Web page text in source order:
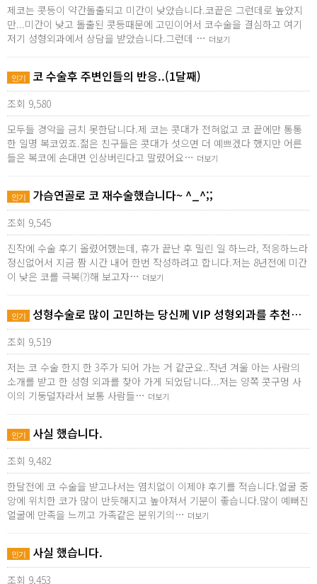
제코는 콧등이 약간돌출되고 미간이 낮았습니다.코끝은 그런데로 높았지
만...미간이 낮고 돌출된 콧등때문에 고민이어서 코수술을 결심하고 여기
저기 성형외과에서 상담을 받았습니다.그런데 … 더보기
인기 코 수술후 주변인들의 반응..(1달째)
조회 9,580
모두들 경악을 금치 못한답니다.제 코는 콧대가 전혀없고 코 끝에만 통통
한 일명 복코였죠.젊은 친구들은 콧대가 섯으면 더 예쁘겠다 했지만 어른
들은 복코에 손대면 인상버린다고 말렸어요… 더보기
인기 가슴연골로 코 재수술했습니다~ ^_^;;
조회 9,545
진작에 수술 후기 올렸어했는데, 휴가 끝난 후 밀린 일 하느라, 적응하느라
정신없어서 지금 짬 시간 내어 한번 작성하려고 합니다.저는 8년전에 미간
이 낮은 코를 극복(?)해 보고자… 더보기
인기 성형수술로 많이 고민하는 당신께 VIP 성형외과를 추천…
조회 9,519
저는 코 수술 한지 한 3주가 되어 가는 거 같군요..작년 겨울 아는 사람의
소개를 받고 한 성형 외과를 찾아 가게 되었답니다...저는 양쪽 콧구멍 사
이의 기둥덜자라서 보통 사람들… 더보기
인기 사실 했습니다.
조회 9,482
한달전에 코 수술을 받고나서는 염치없이 이제야 후기를 적습니다.얼굴 중
앙에 위치한 코가 많이 반듯해지고 높아져서 기분이 좋습니다.많이 예뻐진
얼굴에 만족을 느끼고 가족같은 분위기의… 더보기
인기 사실 했습니다.
조회 9,453